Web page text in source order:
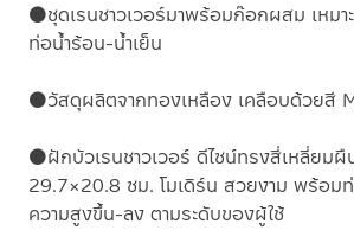
⚫ชุดเรนชาวเวอร์มาพร้อมก๊อกผสม เหมา
ท่อน้ำร้อน-น้ำเย็น
⚫วัสดุผลิตจากทองเหลือง เคลือบด้วยสี
⚫ฝักบัวเรนชาวเวอร์ ดีไซน์ทรงสี่เหลี่ยมผื
29.7×20.8 ซม. โมเดิร์น สวยงาม พร้อม
ความสูงขึ้น-ลง ตามระดับของผู้ใช้